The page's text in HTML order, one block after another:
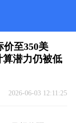
至350美
潜力仍被低
2026-06-03 12:11:25